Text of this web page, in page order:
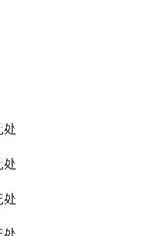
处
处
处